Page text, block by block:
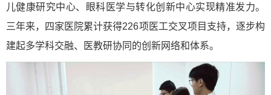
儿健康研究中心、眼科医学与转化创新中心实现精准发力。
三年来，四家医院累计获得226项医工交叉项目支持，逐步构
建起多学科交融、医教研协同的创新网络和体系。